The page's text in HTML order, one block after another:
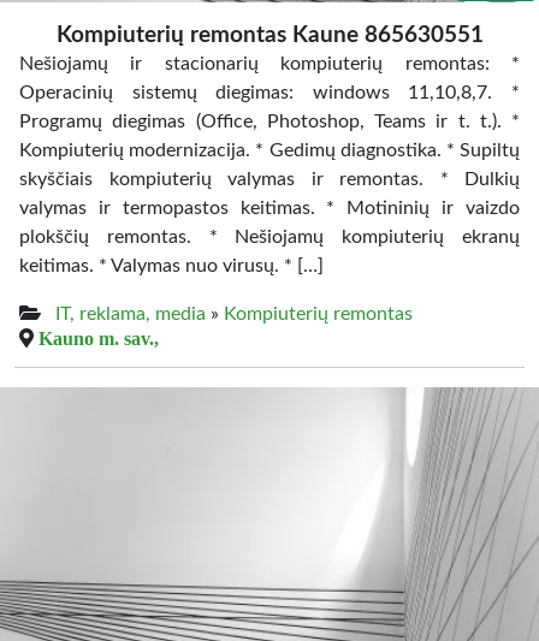
Kompiuterių remontas Kaune 865630551
Nešiojamų ir stacionarių kompiuterių remontas: *
Operacinių sistemų diegimas: windows 11,10,8,7. *
Programų diegimas (Office, Photoshop, Teams ir t. t.). *
Kompiuterių modernizacija. * Gedimų diagnostika. * Supiltų
skyščiais kompiuterių valymas ir remontas. * Dulkių
valymas ir termopastos keitimas. * Motininių ir vaizdo
plokščių remontas. * Nešiojamų kompiuterių ekranų
keitimas. * Valymas nuo virusų. * […]
IT, reklama, media » Kompiuterių remontas
Kauno m. sav.,